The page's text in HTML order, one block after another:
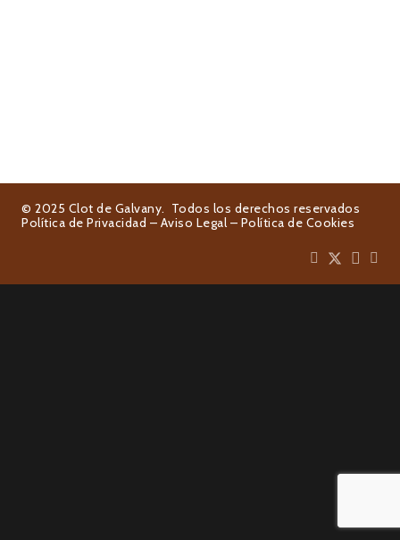
© 2025 Clot de Galvany. Todos los derechos reservados
Política de Privacidad – Aviso Legal – Política de Cookies